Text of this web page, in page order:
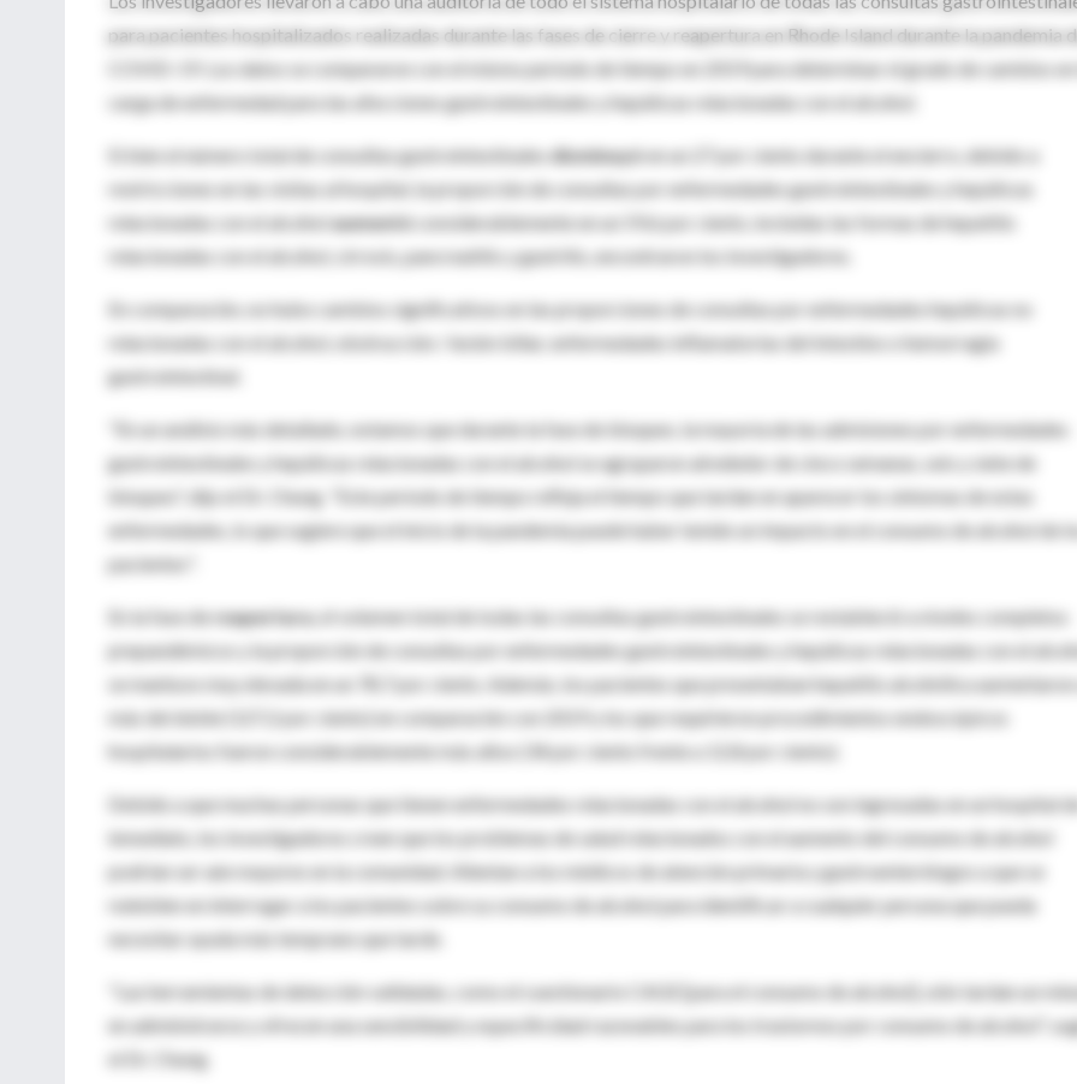
para pacientes hospitalizados realizadas durante las fases de cierre y reapertura en Rhode Island durante la pandemia
COVID-19. Los datos se compararon con el mismo período de tiempo en 2019 para determinar el grado de cambios en
carga de enfermedad para las afecciones gastrointestinales y hepáticas relacionadas con el alcohol.
Si bien el número total de consultas gastrointestinalesdisminuyóen un 27 por ciento durante el encierro, debido a
restricciones en las visitas al hospital, la proporción de consultas por enfermedades gastrointestinales y hepáticas
relacionadas con el alcoholaumentó considerablemente en un 59,6 por ciento, incluidas las formas de hepatitis
relacionadas con el alcohol, cirrosis, pancreatitis y gastritis, encontraron los investigadores.
En comparación, no hubo cambios significativos en las proporciones de consultas por enfermedades hepáticas no
relacionadas con el alcohol, obstrucción / lesión biliar, enfermedades inflamatorias del intestino o hemorragia
gastrointestinal.
"En un análisis más detallado, notamos que durante la fase de bloqueo, la mayoría de las admisiones por enfermedades
gastrointestinales y hepáticas relacionadas con el alcohol se agruparon alrededor de cinco semanas, seis y siete de
bloqueo", dijo el Dr. Chung. "Este período de tiempo refleja el tiempo que tardan en aparecer los síntomas de estas
enfermedades, lo que sugiere que el inicio de la pandemia puede haber tenido un impacto en el consumo de alcohol de
pacientes".
En la fase dereapertura, el volumen total de todas las consultas gastrointestinales se restableció a niveles completos
prepandémicos y la proporción de consultas por enfermedades gastrointestinales y hepáticas relacionadas con el
se mantuvo muy elevada en un 78,7 por ciento. Además, los pacientes que presentaban hepatitis alcohólica aumentaron a
más del doble (127,2 por ciento) en comparación con 2019 y los que requirieron procedimientos endoscópicos
hospitalarios fueron considerablemente más altos (34 por ciento frente a 12,8 por ciento).
Debido a que muchas personas que tienen enfermedades relacionadas con el alcohol no son ingresadas en un hospital de
inmediato, los investigadores creen que los problemas de salud relacionados con el aumento del consumo de alcohol
podrían ser aún mayores en la comunidad. Alientan a los médicos de atención primaria y gastroenterólogos a que se
redoblen en interrogar a los pacientes sobre su consumo de alcohol para identificar a cualquier persona que pueda
necesitar ayuda más temprano que tarde.
"Las herramientas de detección validadas, como el cuestionario CAGE [para el consumo de alcohol], sólo tardan un
en administrarse y ofrecen una sensibilidad y especificidad razonables para los trastornos por consumo de alcohol",
el Dr. Chung.